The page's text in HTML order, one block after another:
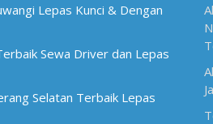
Lepas Kunci & Dengan
Sewa Driver dan Lepas
Selatan Terbaik Lepas